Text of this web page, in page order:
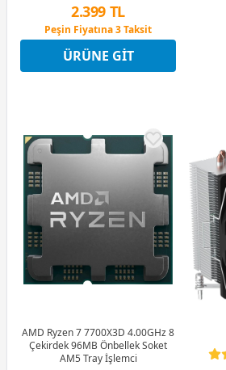
2.399 TL
Peşin Fiyatına 3 Taksit
12 Ay x 282 TL taksitle
Peşin Fiyatına 3 Taksit
ÜRÜNE GIT
AMD Ryzen 7 7700X3D 4.00GHz 8
Çekirdek 96MB Önbellek Soket
AM5 Tray İşlemci